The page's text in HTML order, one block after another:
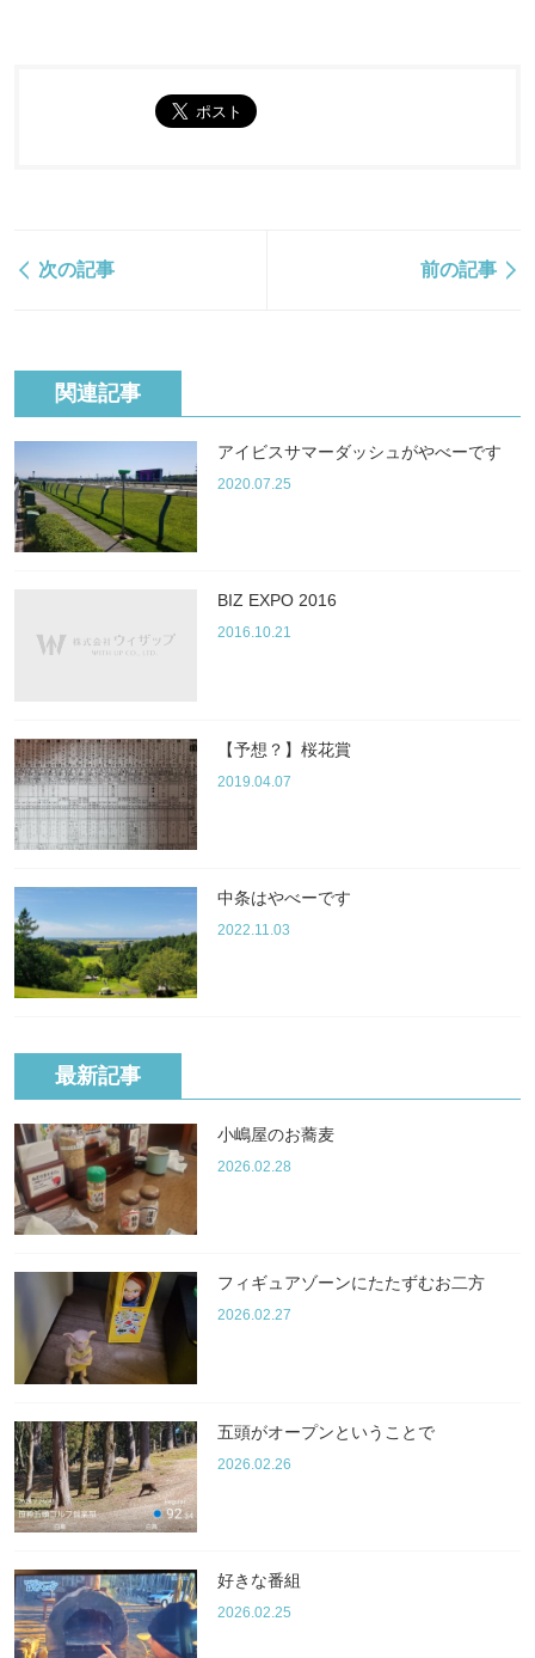
次の記事 前の記事
関連記事
アイビスサマーダッシュがやべーです
2020.07.25
BIZ EXPO 2016
2016.10.21
【予想？】桜花賞
2019.04.07
中条はやべーです
2022.11.03
最新記事
小嶋屋のお蕎麦
2026.02.28
フィギュアゾーンにたたずむお二方
2026.02.27
五頭がオープンということで
2026.02.26
好きな番組
2026.02.25